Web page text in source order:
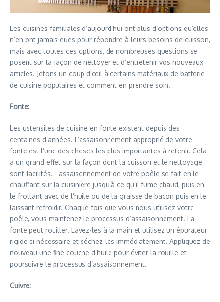
Les cuisines familiales d’aujourd’hui ont plus d’options qu’elles
n’en ont jamais eues pour répondre à leurs besoins de cuisson,
mais avec toutes ces options, de nombreuses questions se
posent sur la façon de nettoyer et d’entretenir vos nouveaux
articles. Jetons un coup d’œil à certains matériaux de batterie
de cuisine populaires et comment en prendre soin.
Fonte:
Les ustensiles de cuisine en fonte existent depuis des
centaines d’années. L’assaisonnement approprié de votre
fonte est l’une des choses les plus importantes à retenir. Cela
a un grand effet sur la façon dont la cuisson et le nettoyage
sont facilités. L’assaisonnement de votre poêle se fait en le
chauffant sur la cuisinière jusqu’à ce qu’il fume chaud, puis en
le frottant avec de l’huile ou de la graisse de bacon puis en le
laissant refroidir. Chaque fois que vous nous utilisez votre
poêle, vous maintenez le processus d’assaisonnement. La
fonte peut rouiller. Lavez-les à la main et utilisez un épurateur
rigide si nécessaire et séchez-les immédiatement. Appliquez de
nouveau une fine couche d’huile pour éviter la rouille et
poursuivre le processus d’assaisonnement.
Cuivre: